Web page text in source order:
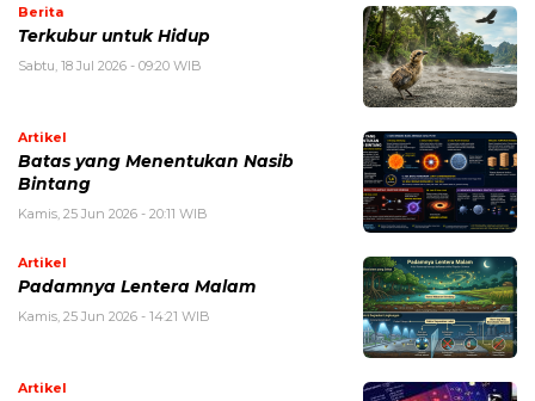
Berita
Terkubur untuk Hidup
Sabtu, 18 Jul 2026 - 09:20 WIB
Artikel
Batas yang Menentukan Nasib
Bintang
Kamis, 25 Jun 2026 - 20:11 WIB
Artikel
Padamnya Lentera Malam
Kamis, 25 Jun 2026 - 14:21 WIB
Artikel